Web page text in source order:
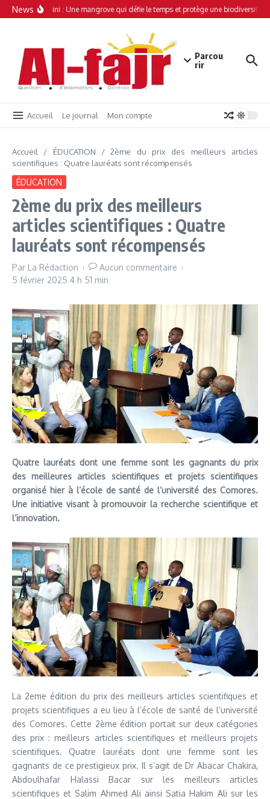
Aller au contenu
News
Simamboini : Une mangrove qui défie le temps et protège une biodiversité
Parcou
rir
Accueil Le journal Mon compte
Accueil / ÉDUCATION /2ème du prix des meilleurs articles
scientifiques : Quatre lauréats sont récompensés
ÉDUCATION
2ème du prix des meilleurs
articles scientifiques : Quatre
lauréats sont récompensés
Par La Rédaction
Aucun commentaire
5 février 2025 4 h 51 min
Quatre lauréats dont une femme sont les gagnants du prix
des meilleures articles scientifiques et projets scientifiques
organisé hier à l’école de santé de l’université des Comores.
Une initiative visant à promouvoir la recherche scientifique et
l’innovation.
La 2eme édition du prix des meilleurs articles scientifiques et
projets scientifiques a eu lieu à l’école de santé de l’université
des Comores. Cette 2ème édition portait sur deux catégories
des prix : meilleurs articles scientifiques et meilleurs projets
scientifiques. Quatre lauréats dont une femme sont les
gagnants de ce prestigieux prix. Il s’agit de Dr Abacar Chakira,
Abdoulhafar Halassi Bacar sur les meilleurs articles
scientifiques et Salim Ahmed Ali ainsi Satia Hakim Ali sur les